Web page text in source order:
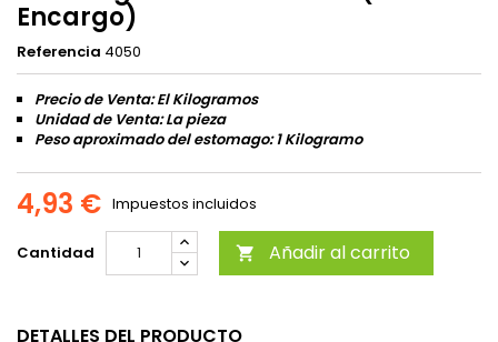
Encargo)
Referencia 4050
Precio de Venta: El Kilogramos
Unidad de Venta: La pieza
Peso aproximado del estomago: 1 Kilogramo
4,93 € Impuestos incluidos
Cantidad  Añadir al carrito
DETALLES DEL PRODUCTO